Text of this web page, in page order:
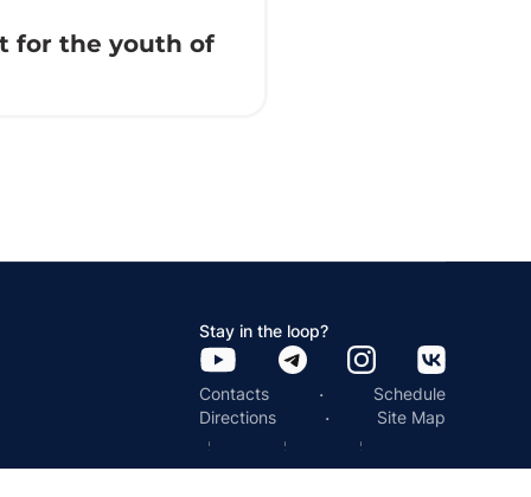
for the youth of
Stay in the loop?
Contacts ·
Schedule
Directions
· Site Map